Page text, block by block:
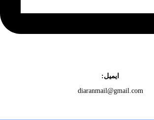
ایمیل:
diaranmail@gmail.com